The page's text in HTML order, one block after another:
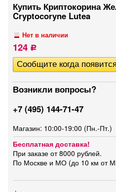
Купить Криптокорина
Cryptocoryne Lutea
Нет в наличии
124 Р
Возникли вопросы?
+7 (495) 144-71-47
Магазин: 10:00-19:00 (Пн.-Пт.)
Бесплатная доставка!
При заказе от 8000 рублей.
По Москве и МО (до 10 км от